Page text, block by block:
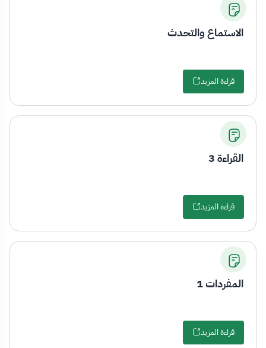
الاستماع والتحدث
قراءة المزيد
القراءة 3
قراءة المزيد
المفردات 1
قراءة المزيد